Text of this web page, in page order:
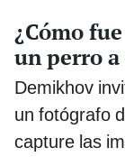
¿Cómo
un perro
Demikhov
un fotógrafo
capture las